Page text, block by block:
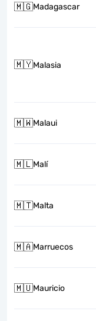
🇲🇬Madagascar
🇲🇾Malasia
🇲🇼Malaui
🇲🇱Malí
🇲🇹Malta
🇲🇦Marruecos
🇲🇺Mauricio